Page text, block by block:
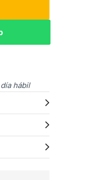
hábil